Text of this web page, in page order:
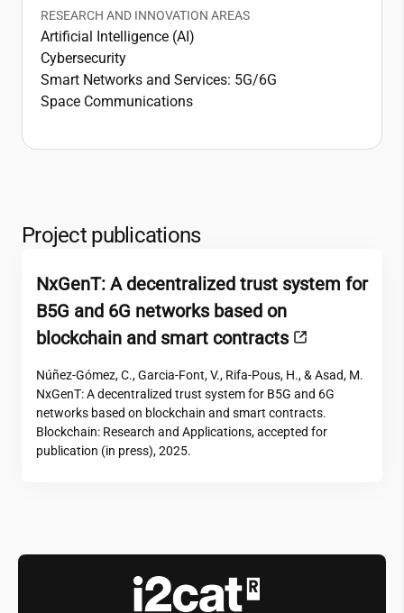
RESEARCH AND INNOVATION AREAS
Artificial Intelligence (AI)
Cybersecurity
Smart Networks and Services: 5G/6G
Space Communications
Project publications
NxGenT: A decentralized trust system for
B5G and 6G networks based on
blockchain and smart contracts
Núñez-Gómez, C., Garcia-Font, V., Rifa-Pous, H., & Asad, M.
NxGenT: A decentralized trust system for B5G and 6G
networks based on blockchain and smart contracts.
Blockchain: Research and Applications, accepted for
publication (in press), 2025.